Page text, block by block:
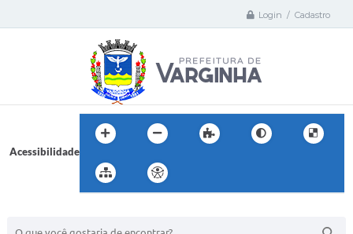
Login / Cadastro
Acessibilidade